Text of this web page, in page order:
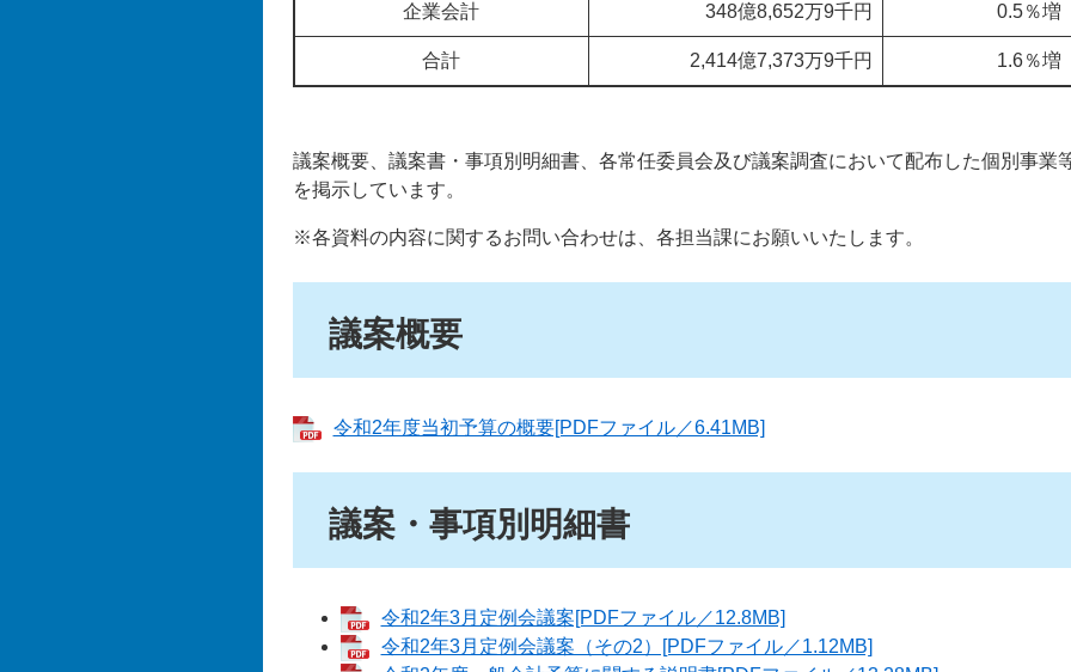
企業会計 348億8,652万9千円 0.5％増
合計 2,414億7,373万9千円 1.6％増
議案概要、議案書・事項別明細書、各常任委員会及び議案調査において配布した個別事業
を掲示しています。
※各資料の内容に関するお問い合わせは、各担当課にお願いいたします。
議案概要
令和2年度当初予算の概要[PDFファイル／6.41MB]
議案・事項別明細書
令和2年3月定例会議案[PDFファイル／12.8MB]
令和2年3月定例会議案（その2）[PDFファイル／1.12MB]